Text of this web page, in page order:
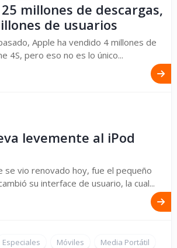
25 millones de descargas,
de usuarios
Apple ha vendido 4 millones de
4S, pero eso no es lo único...
levemente al iPod
vio renovado hoy, fue el pequeño
su interface de usuario, la cual...
Especiales Móviles Media Portátil